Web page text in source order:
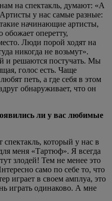
на спектакль, думают: «А
у нас самые разные:
начинающие артисты,
обожает оперетту,
Люди порой ходят на
никогда не возьмут».
и решаются постучать. Мы
голос есть. Чаще
петь, а где себя в этом
обнаруживает, что он
ли у вас любимые
который у нас в
меня «Тартюф». Я всегда
злодей! Тем не менее это
само по себе то, что
играет в своем амплуа, это
играть одинаково. А мне